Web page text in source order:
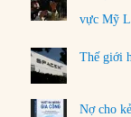
vực Mỹ
Thế giới
Nợ cho